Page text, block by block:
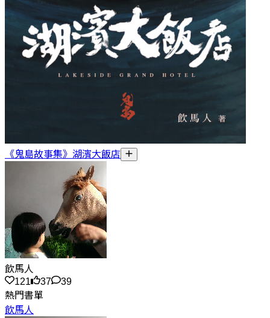
《鬼島故事集》湖濱大飯店
飲馬人
121
37
39
熱門書單
飲馬人